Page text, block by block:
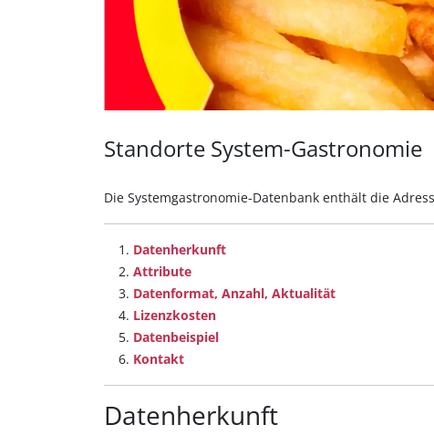
Standorte System-Gastronomie
Die Systemgastronomie-Datenbank enthält die
Datenherkunft
Attribute
Datenformat, Anzahl, Aktualität
Lizenzkosten
Datenbeispiel
Kontakt
Datenherkunft